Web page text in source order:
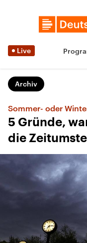
Live
Archiv
Sommer- oder
5 Gründe,
die